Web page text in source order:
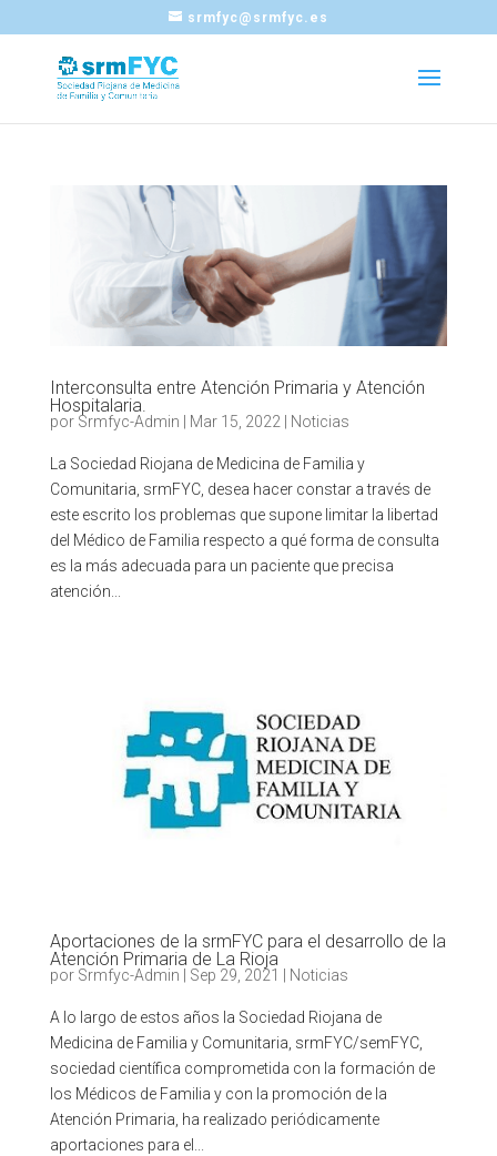
srmfyc@srmfyc.es
Interconsulta entre Atención Primaria y Atención
Hospitalaria.
por Srmfyc-Admin Mar 15, 2022 Noticias
La Sociedad Riojana de Medicina de Familia y
Comunitaria, srmFYC, desea hacer constar a través de
este escrito los problemas que supone limitar la libertad
del Médico de Familia respecto a qué forma de consulta
es la más adecuada para un paciente que precisa
atención...
Aportaciones de la srmFYC para el desarrollo de la
Atención Primaria de La Rioja
por Srmfyc-Admin Sep 29, 2021 Noticias
A lo largo de estos años la Sociedad Riojana de
Medicina de Familia y Comunitaria, srmFYC/semFYC,
sociedad científica comprometida con la formación de
los Médicos de Familia y con la promoción de la
Atención Primaria, ha realizado periódicamente
aportaciones para el...